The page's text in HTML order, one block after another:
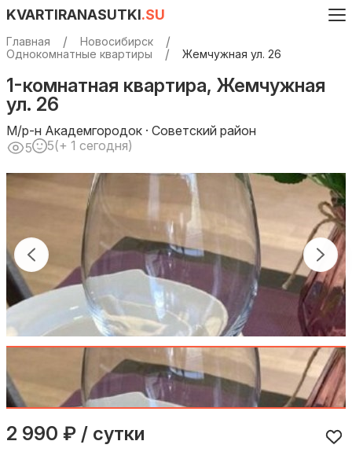
KVARTIRANASUTKI.SU
Главная
Новосибирск
Однокомнатные квартиры
Жемчужная ул. 26
1-комнатная квартира, Жемчужная
ул. 26
М/р-н Академгородок · Советский район
5
5(+ 1 сегодня)
2 990 ₽ / сутки